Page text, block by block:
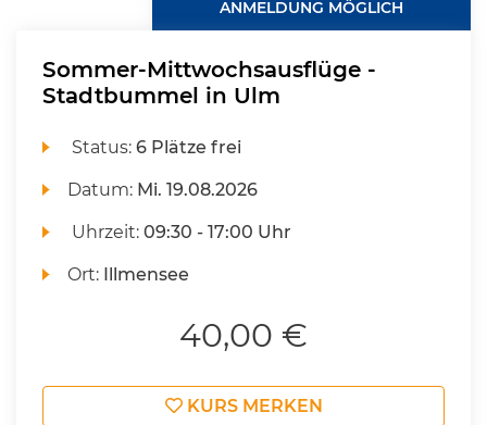
ANMELDUNG MÖGLICH
Sommer-Mittwochsausflüge -
Stadtbummel in Ulm
Status:6 Plätze frei
Datum: Mi. 19.08.2026
Uhrzeit:09:30 - 17:00 Uhr
Ort: Illmensee
40,00 €
KURS MERKEN